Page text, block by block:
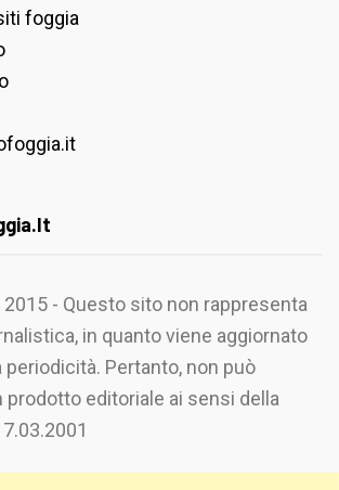
foggia
2015 - Questo sito non rappresenta
in quanto viene aggiornato
Pertanto, non può
prodotto editoriale ai sensi della